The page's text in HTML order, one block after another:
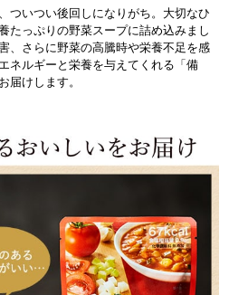
ついつい後回しになりがち。大切なひ
たっぷりの野菜スープに詰め込みまし
、さらに野菜の高騰時や栄養不足を感
ネルギーと栄養を与えてくれる「備
届けします。